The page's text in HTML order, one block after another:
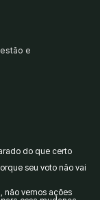
e
do que certo
seu voto não vai
não vemos ações